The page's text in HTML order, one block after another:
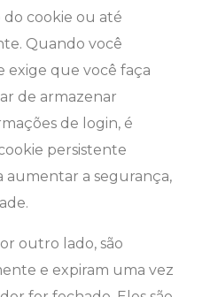
cookie ou até
Quando você
exige que você faça
de armazenar
de login, é
persistente
aumentar a segurança,
outro lado, são
e expiram uma vez